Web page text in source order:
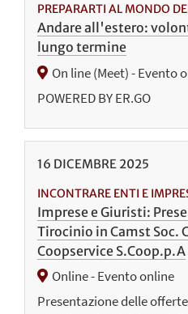
PREPARARTI AL MONDO
Andare all'estero:
lungo termine
On line (Meet) - Evento
POWERED BY ER.GO
16 DICEMBRE 2025
INCONTRARE ENTI E
Imprese e Giuristi:
Tirocinio in Camst Soc.
Coopservice S.Coop.p.A
Online - Evento online
Presentazione delle